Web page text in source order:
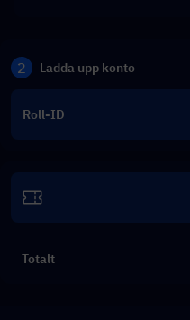
2 Ladda upp konto
Roll-ID
Totalt